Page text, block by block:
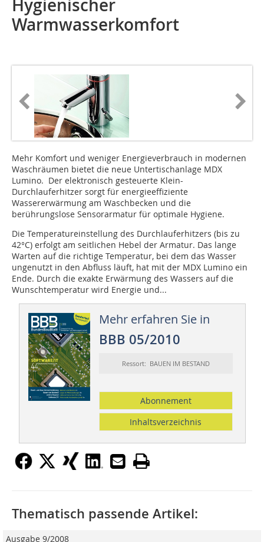
Hygienischer
Warmwasserkomfort
Mehr Komfort und weniger Energieverbrauch in modernen
Waschräumen bietet die neue Untertischanlage MDX
Lumino. Der elektronisch gesteuerte Klein-
Durchlauferhitzer sorgt für energieeffiziente
Wassererwärmung am Waschbecken und die
berührungslose Sensorarmatur für optimale Hygiene.
Die Temperatureinstellung des Durchlauferhitzers (bis zu
42°C) erfolgt am seitlichen Hebel der Armatur. Das lange
Warten auf die richtige Temperatur, bei dem das Wasser
ungenutzt in den Abfluss läuft, hat mit der MDX Lumino ein
Ende. Durch die exakte Erwärmung des Wassers auf die
Wunschtemperatur wird Energie und...
Mehr erfahren Sie in
BBB 05/2010
Ressort: BAUEN IM BESTAND
Abonnement
Inhaltsverzeichnis
Thematisch passende Artikel:
Ausgabe 9/2008